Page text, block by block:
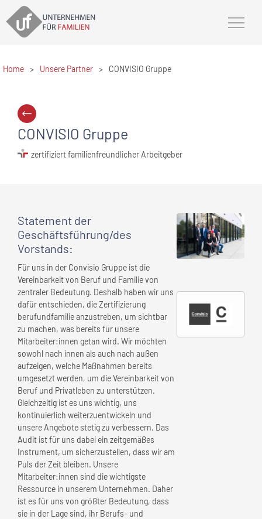
Home > Unsere Partner > CONVISIO Gruppe
CONVISIO Gruppe
zertifiziert familienfreundlicher Arbeitgeber
Statement der
Geschäftsführung/des
Vorstands:
Für uns in der Convisio Gruppe ist die
Vereinbarkeit von Beruf und Familie von
zentraler Bedeutung. Deshalb haben wir uns
dafür entschieden, die Zertifizierung
berufundfamilie anzustreben, um sichtbar
zu machen, was bereits für unsere
Mitarbeiter:innen getan wird. Wir möchten
sowohl nach innen als auch nach außen
aufzeigen, welche Maßnahmen bereits
umgesetzt werden, um die Vereinbarkeit von
Beruf und Privatleben zu unterstützen.
Gleichzeitig ist es uns wichtig, uns
kontinuierlich weiterzuentwickeln und
unsere Angebote stetig zu verbessern. Das
Audit ist für uns dabei ein zeitgemäßes
Instrument, um sicherzustellen, dass wir am
Puls der Zeit bleiben. Unsere
Mitarbeiter:innen sind die wichtigste
Ressource in unserem Unternehmen. Daher
ist es für uns von größter Bedeutung, dass
sie in der Lage sind, ihr Berufs- und